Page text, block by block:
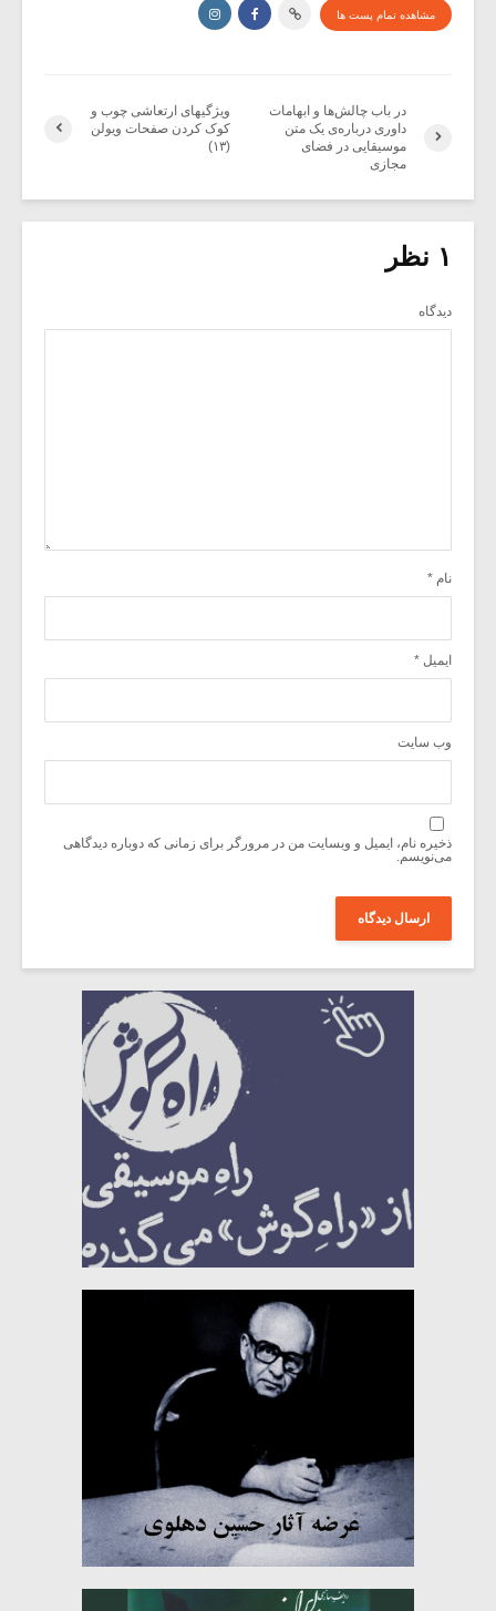
مشاهده تمام پست ها
ویژگیهای ارتعاشی چوب و
کوک کردن صفحات ویولن
(۱۳)
در باب چالش‌ها و ابهامات
داوری درباره‌ی یک متن
موسیقایی در فضای
مجازی
۱ نظر
دیدگاه
نام *
ایمیل *
وب‌ سایت
ذخیره نام، ایمیل و وبسایت من در مرورگر برای زمانی که دوباره دیدگاهی
می‌نویسم.